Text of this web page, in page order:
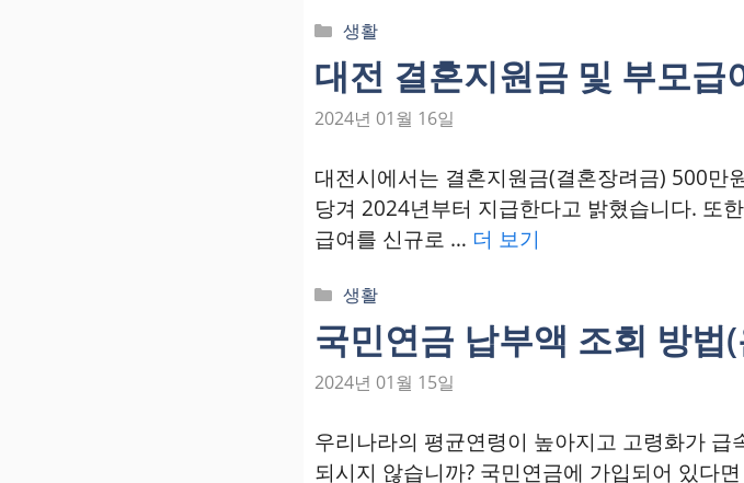
카
테
고
리
생활
대전 결혼지원금 및 부모급
2024년 01월 16일
대전시에서는 결혼지원금(결혼장려금) 500
당겨 2024년부터 지급한다고 밝혔습니다. 또
급여를 신규로 … 더 보기
카
테
고
리
생활
국민연금 납부액 조회 방법
2024년 01월 15일
우리나라의 평균연령이 높아지고 고령화가
되시지 않습니까? 국민연금에 가입되어 있다